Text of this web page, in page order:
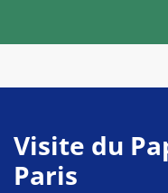
Visite du
Paris